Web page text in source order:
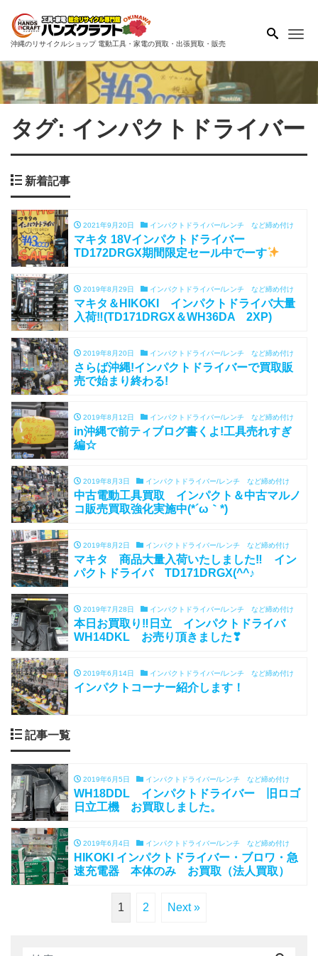
沖縄のリサイクルショップ 電動工具・家電の買取・出張買取・販売
タグ: インパクトドライバー
新着記事
2021年9月20日 インパクトドライバー/レンチ など締め付け
マキタ 18Vインパクトドライバー
TD172DRGX期間限定セール中でーす
2019年8月29日 インパクトドライバー/レンチ など締め付け
マキタ＆HIKOKI インパクトドライバ大量
入荷‼(TD171DRGX＆WH36DA 2XP)
2019年8月20日 インパクトドライバー/レンチ など締め付け
さらば沖縄!インパクトドライバーで買取販
売で始まり終わる!
2019年8月12日 インパクトドライバー/レンチ など締め付け
in沖縄で前ティブログ書くよ!工具売れすぎ
編☆
2019年8月3日 インパクトドライバー/レンチ など締め付け
中古電動工具買取 インパクト＆中古マルノ
コ販売買取強化実施中(*´ω｀*)
2019年8月2日 インパクトドライバー/レンチ など締め付け
マキタ 商品大量入荷いたしました‼ イン
パクトドライバ TD171DRGX(^^♪
2019年7月28日 インパクトドライバー/レンチ など締め付け
本日お買取り‼日立 インパクトドライバ
WH14DKL お売り頂きました❣
2019年6月14日 インパクトドライバー/レンチ など締め付け
インパクトコーナー紹介します！
記事一覧
2019年6月5日 インパクトドライバー/レンチ など締め付け
WH18DDL インパクトドライバー 旧ロゴ
日立工機 お買取しました。
2019年6月4日 インパクトドライバー/レンチ など締め付け
HIKOKI インパクトドライバー・ブロワ・急
速充電器 本体のみ お買取（法人買取）
1 2 Next »